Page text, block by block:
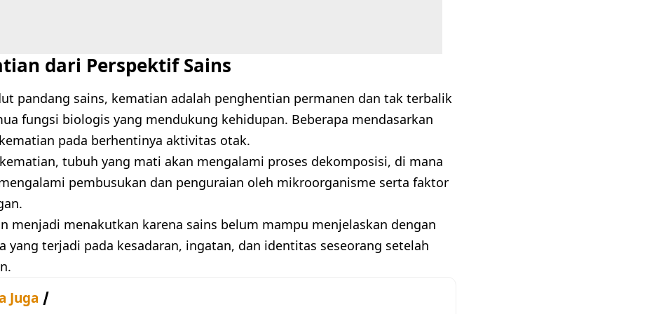
dari Perspektif Sains
pandang sains, kematian adalah penghentian permanen dan tak terbalik
fungsi biologis yang mendukung kehidupan. Beberapa mendasarkan
pada berhentinya aktivitas otak.
tubuh yang mati akan mengalami proses dekomposisi, di mana
pembusukan dan penguraian oleh mikroorganisme serta faktor
menjadi menakutkan karena sains belum mampu menjelaskan dengan
yang terjadi pada kesadaran, ingatan, dan identitas seseorang setelah
Juga